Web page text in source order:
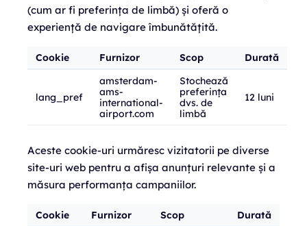
(cum ar fi preferința de limbă) și oferă o
experiență de navigare îmbunătățită.
Cookie Furnizor Scop Durată
lang_pref
amsterdam-
ams-
international-
airport.com
Stochează
preferința
dvs. de
limbă
12 luni
Aceste cookie-uri urmăresc vizitatorii pe diverse
site-uri web pentru a afișa anunțuri relevante și a
măsura performanța campaniilor.
Cookie Furnizor Scop Durată